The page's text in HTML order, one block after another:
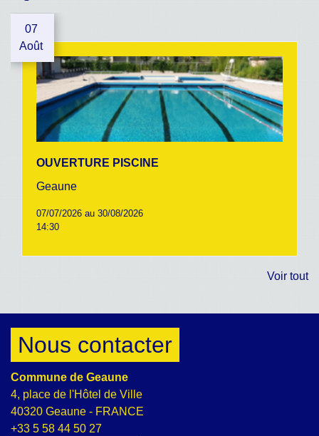
07
Août
OUVERTURE PISCINE
Geaune
07/07/2026 au 30/08/2026
14:30
Voir tout
Nous contacter
Commune de Geaune
4, place de l'Hôtel de Ville
40320 Geaune - FRANCE
+33 5 58 44 50 27